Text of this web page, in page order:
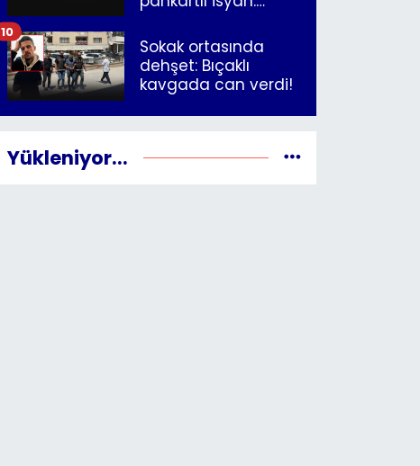
İzmir"
Sokak ortasında
dehşet: Bıçaklı
kavgada can verdi!
10
Yükleniyor...